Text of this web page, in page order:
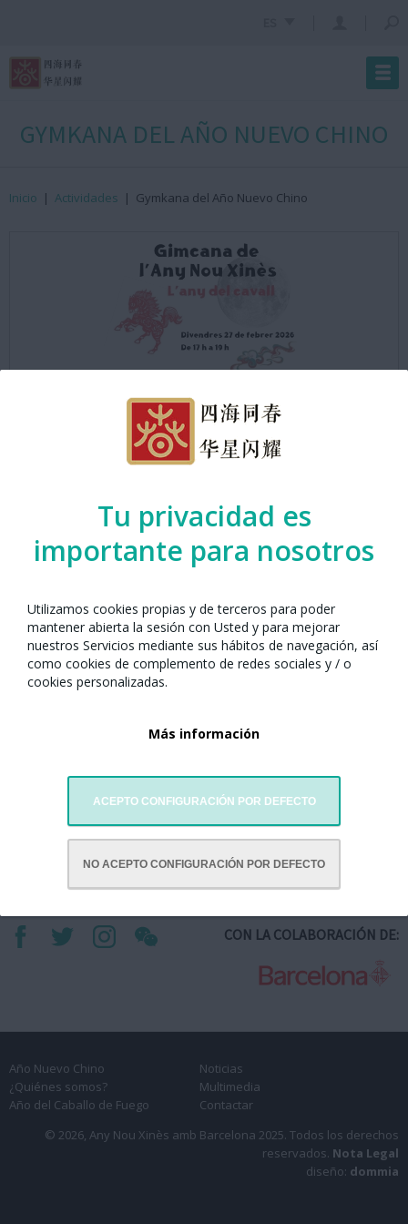
Tu privacidad es
importante para nosotros
Utilizamos cookies propias y de terceros para poder
mantener abierta la sesión con Usted y para mejorar
nuestros Servicios mediante sus hábitos de navegación, así
como cookies de complemento de redes sociales y / o
cookies personalizadas.
Más información
ACEPTO CONFIGURACIÓN POR DEFECTO
NO ACEPTO CONFIGURACIÓN POR DEFECTO
GYMKANA DEL AÑO NUEVO CHINO
Inicio | Actividades | Gymkana del Año Nuevo Chino
· ¿Dónde?Plaça del Rellotge, Carrer Wagner 19 y 16, Carrer del
Rellotge 21, Rambla Sant Sebastià 98
· ¿Cuándo?27 de febrero de 2026
organizados en equipos, deberán superar pruebas y enigmas
relacionados con la cultura china y la energía de este signo zodiacal:
velocidad, pasión y vitalidad. Cada reto superado acercará a los
jugadores al tesoro final.
CON LA COLABORACIÓN DE:
Año Nuevo Chino
¿Quiénes somos?
Año del Caballo de Fuego
Noticias
Multimedia
Contactar
© 2026, Any Nou Xinès amb Barcelona 2025. Todos los derechos
reservados. Nota Legal
diseño: dommia